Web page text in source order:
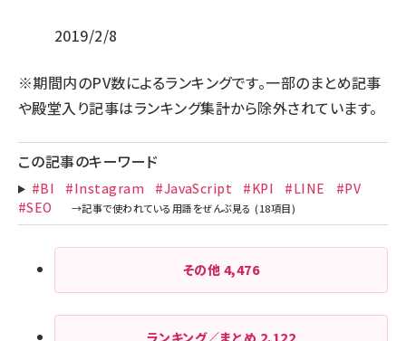
2019/2/8
※期間内のPV数によるランキングです。一部のまとめ記事
や殿堂入り記事はランキング集計から除外されています。
この記事のキーワード
#BI #Instagram #JavaScript #KPI #LINE
#PV
#SEO
その他 4,476
ランキング／まとめ 2,122